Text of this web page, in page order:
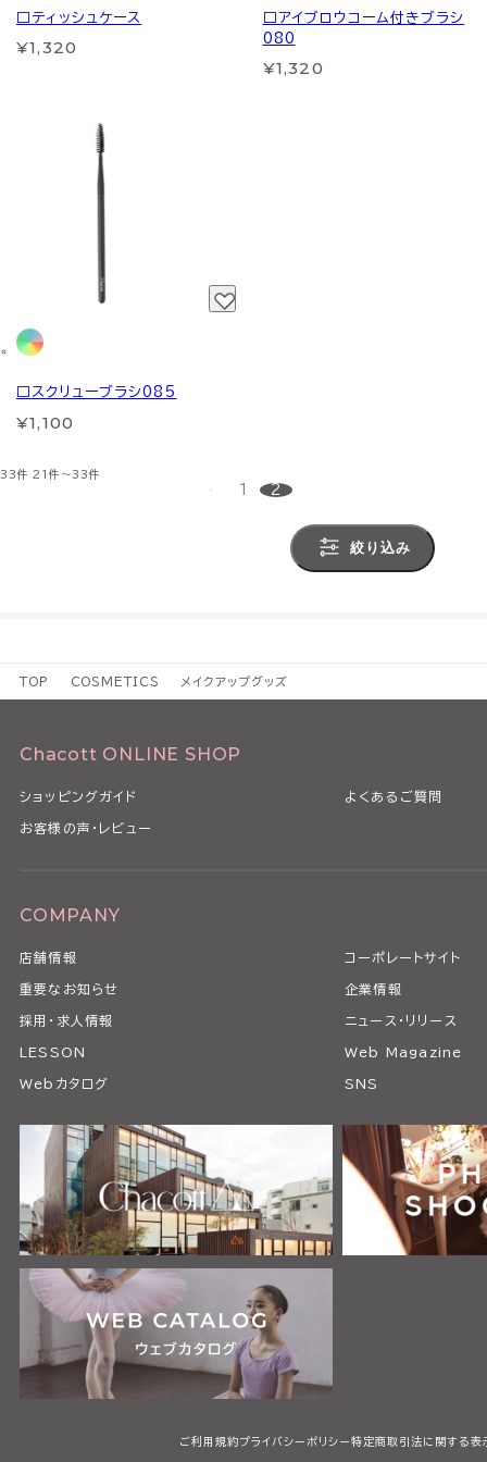
□ティッシュケース
¥1,320
□アイブロウコーム付きブラシ
080
¥1,320
□スクリューブラシ085
¥1,100
33件 21件～33件
1 2
絞り込み
TOP COSMETICS メイクアップグッズ
Chacott ONLINE SHOP
ショッピングガイド よくあるご質問
お客様の声・レビュー
COMPANY
店舗情報 コーポレートサイト
重要なお知らせ 企業情報
採用・求人情報 ニュース・リリース
LESSON Web Magazine
Webカタログ SNS
ご利用規約プライバシーポリシー特定商取引法に関する表